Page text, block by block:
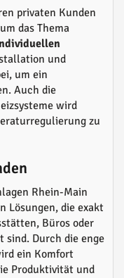
privaten Kunden
das Thema
und
um ein
Auch die
wird
zu
Rhein-Main
Lösungen, die exakt
Büros oder
Durch die enge
ein Komfort
Produktivität und